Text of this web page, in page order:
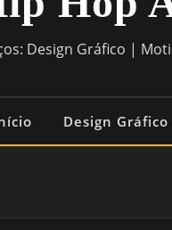
Design Gráfico |
Design Gráfico